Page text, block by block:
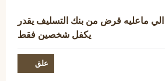
ماعليه قرض من بنك التسليف يقدر
يكفل شخصين فقط